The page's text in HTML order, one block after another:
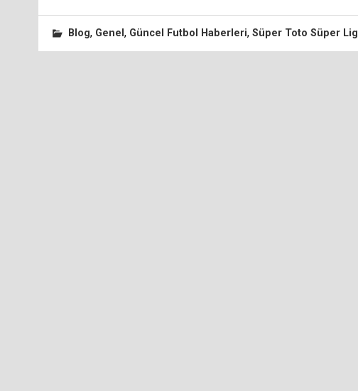
Blog, Genel, Güncel Futbol Haberleri, Süper Toto Süper Lig